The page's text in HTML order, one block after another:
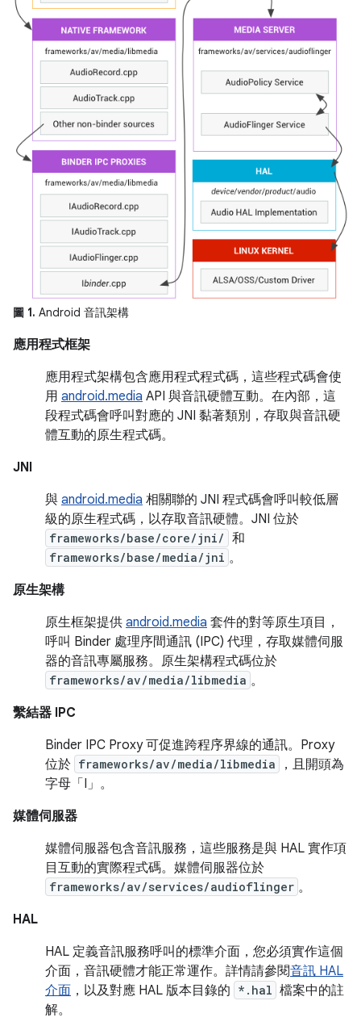
圖 1. Android 音訊架構
應用程式框架
應用程式架構包含應用程式程式碼，這些程式碼會使
用 android.media API 與音訊硬體互動。在內部，這
段程式碼會呼叫對應的 JNI 黏著類別，存取與音訊硬
體互動的原生程式碼。
JNI
與 android.media 相關聯的 JNI 程式碼會呼叫較低層
級的原生程式碼，以存取音訊硬體。JNI 位於
frameworks/base/core/jni/ 和
frameworks/base/media/jni 。
原生架構
原生框架提供 android.media 套件的對等原生項目，
呼叫 Binder 處理序間通訊 (IPC) 代理，存取媒體伺服
器的音訊專屬服務。原生架構程式碼位於
frameworks/av/media/libmedia 。
繫結器 IPC
Binder IPC Proxy 可促進跨程序界線的通訊。Proxy
位於 frameworks/av/media/libmedia
，且開頭為
字母「I」。
媒體伺服器
媒體伺服器包含音訊服務，這些服務是與 HAL 實作項
目互動的實際程式碼。媒體伺服器位於
frameworks/av/services/audioflinger 。
HAL
HAL 定義音訊服務呼叫的標準介面，您必須實作這個
介面，音訊硬體才能正常運作。詳情請參閱音訊 HAL
介面 ，以及對應 HAL 版本目錄的 *.hal 檔案中的註
解。